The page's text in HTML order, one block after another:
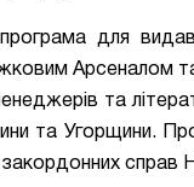
для
Арсеналом
та
та Угорщини .
справ